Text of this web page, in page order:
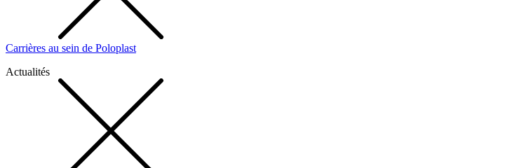
Carrières au sein de Poloplast
Actualités